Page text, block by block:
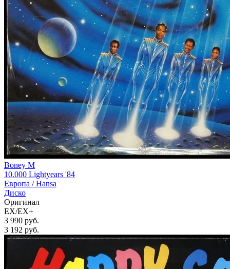
Boney M
10.000 Lightyears '84
Европа /Hansa
Диско
Оригинал
EX/EX+
3 990 руб.
3 192 руб.